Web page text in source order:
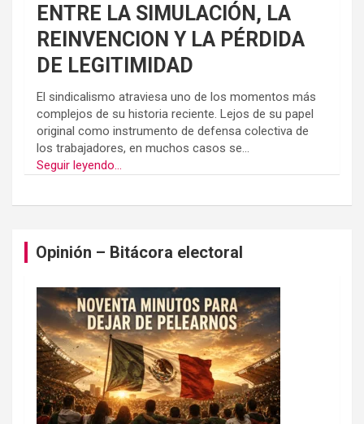
ENTRE LA SIMULACIÓN, LA
REINVENCION Y LA PÉRDIDA
DE LEGITIMIDAD
El sindicalismo atraviesa uno de los momentos más
complejos de su historia reciente. Lejos de su papel
original como instrumento de defensa colectiva de
los trabajadores, en muchos casos se...
Seguir leyendo...
Opinión – Bitácora electoral